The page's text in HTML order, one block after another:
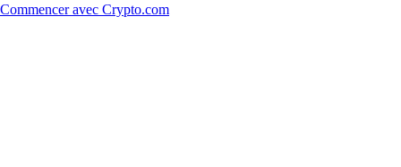
Commencer avec Crypto.com